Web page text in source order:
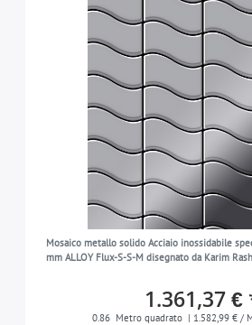
Mosaico metallo solido Acciaio inossidabile
mm ALLOY Flux-S-S-M disegnato da Karim
1.361,37 €
0.86 Metro quadrato | 1.582,99 € /